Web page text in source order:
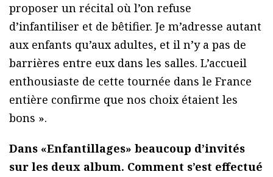
proposer un récital où l’on refuse
d’infantiliser et de bêtifier. Je m’adresse autant
aux enfants qu’aux adultes, et il n’y a pas de
barrières entre eux dans les salles. L’accueil
enthousiaste de cette tournée dans le France
entière confirme que nos choix étaient les
bons ».
Dans «Enfantillages» beaucoup d’invités
sur les deux album. Comment s’est effectué